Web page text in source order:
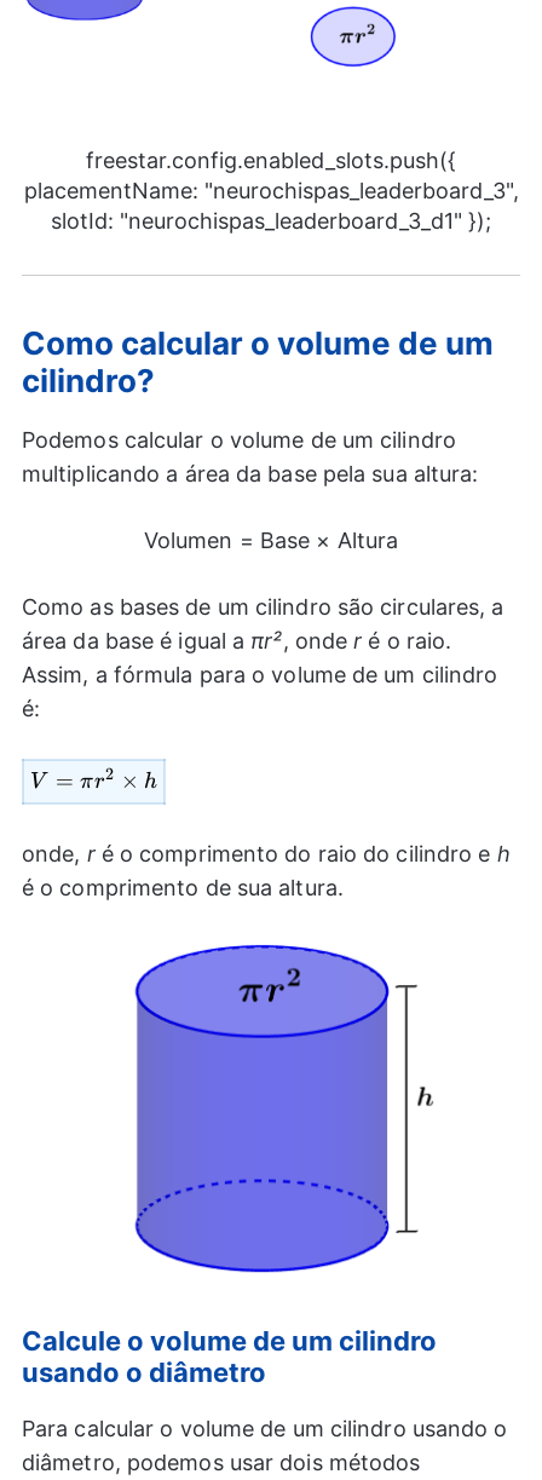
freestar.config.enabled_slots.push({
placementName: "neurochispas_leaderboard_3",
slotId: "neurochispas_leaderboard_3_d1" });
Como calcular o volume de um
cilindro?
Podemos calcular o volume de um cilindro
multiplicando a área da base pela sua altura:
Volumen = Base × Altura
Como as bases de um cilindro são circulares, a
área da base é igual a πr², onder é o raio.
Assim, a fórmula para o volume de um cilindro
é:
V=\pi
{{r}^2}\times
V = πr2 × h
onde, ré o comprimento do raio do cilindro e h
é o comprimento de sua altura.
Calcule o volume de um cilindro
usando o diâmetro
Para calcular o volume de um cilindro usando o
diâmetro, podemos usar dois métodos